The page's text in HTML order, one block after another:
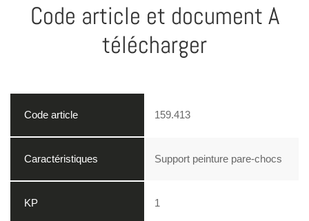
Code article et document A
télécharger
159.413
Support peinture pare-chocs
1